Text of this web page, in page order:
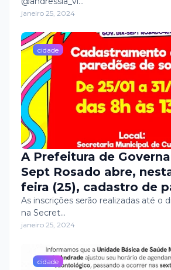
2024, o maior carnaval
de Governador Dix-Sept
janeiro 25, 2024
cidade
A Prefeitura de
Sept Rosado abre,
feira (25), cadastro de
som. A medida é uma
da Polícia Militar que só
o uso, durante o Dissé
dos paredões
As inscrições serão realizadas até o
na Secret…
janeiro 25, 2024
cidade